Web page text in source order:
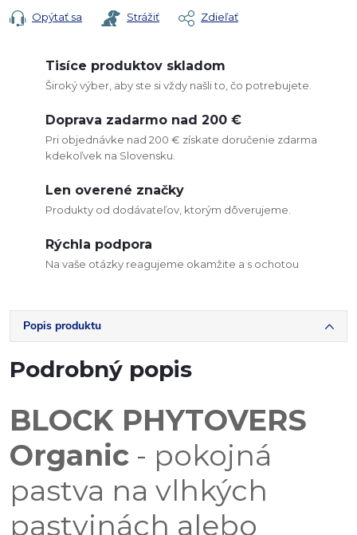
Opýtať sa Strážiť Zdieľať
Tisíce produktov skladom
Široký výber, aby ste si vždy našli to, čo potrebujete.
Doprava zadarmo nad 200 €
Pri objednávke nad 200 € získate doručenie zdarma
kdekoľvek na Slovensku.
Len overené značky
Produkty od dodávateľov, ktorým dôverujeme.
Rýchla podpora
Na vaše otázky reagujeme okamžite a s ochotou
Popis produktu
Podrobný popis
BLOCK PHYTOVERS
Organic - pokojná
pastva na vlhkých
pastvinách alebo